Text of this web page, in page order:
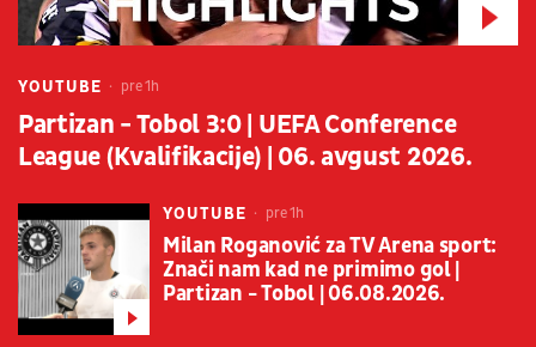
YOUTUBE pre 1h
Partizan - Tobol 3:0 | UEFA Conference
League (Kvalifikacije) | 06. avgust 2026.
YOUTUBE pre 1h
Milan Roganović za TV Arena sport:
Znači nam kad ne primimo gol |
Partizan - Tobol | 06.08.2026.